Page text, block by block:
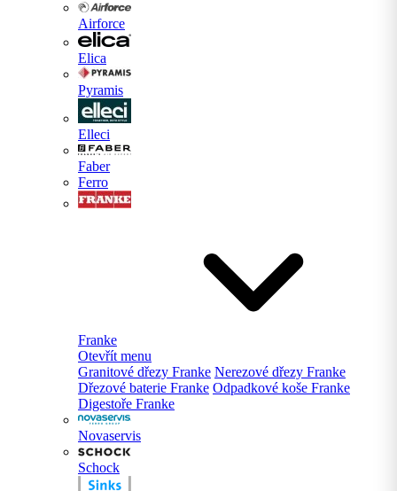
Airforce
Elica
Pyramis
Elleci
Faber
Ferro
Franke
Otevřít menu
Granitové dřezy Franke Nerezové dřezy Franke
Dřezové baterie Franke Odpadkové koše Franke
Digestoře Franke
Novaservis
Schock